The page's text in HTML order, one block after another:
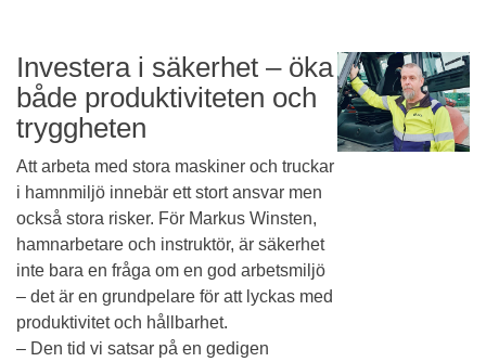
Investera i säkerhet – öka
både produktiviteten och
tryggheten
Att arbeta med stora maskiner och truckar
i hamnmiljö innebär ett stort ansvar men
också stora risker. För Markus Winsten,
hamnarbetare och instruktör, är säkerhet
inte bara en fråga om en god arbetsmiljö
– det är en grundpelare för att lyckas med
produktivitet och hållbarhet.
– Den tid vi satsar på en gedigen